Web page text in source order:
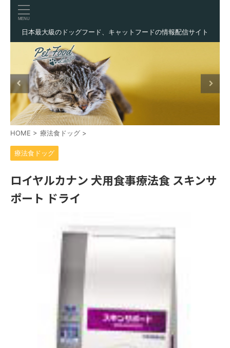
日本最大級のドッグフード、キャットフードの情報配信サイト
HOME > 療法食ドッグ >
療法食ドッグ
ロイヤルカナン 犬用食事療法食 スキンサ
ポート ドライ